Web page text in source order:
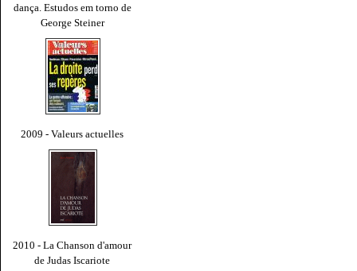
dança. Estudos em torno de
George Steiner
2009 - Valeurs actuelles
2010 - La Chanson d'amour
de Judas Iscariote